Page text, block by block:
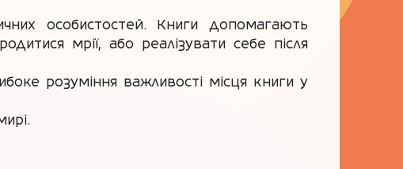
особистостей. Книги допомагають
мрії, або реалізувати себе після
розуміння важливості місця книги у